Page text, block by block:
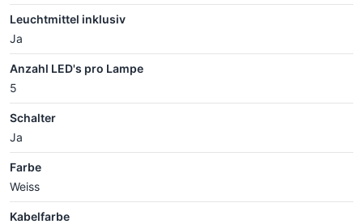
Leuchtmittel inklusiv
Ja
Anzahl LED's pro Lampe
5
Schalter
Ja
Farbe
Weiss
Kabelfarbe